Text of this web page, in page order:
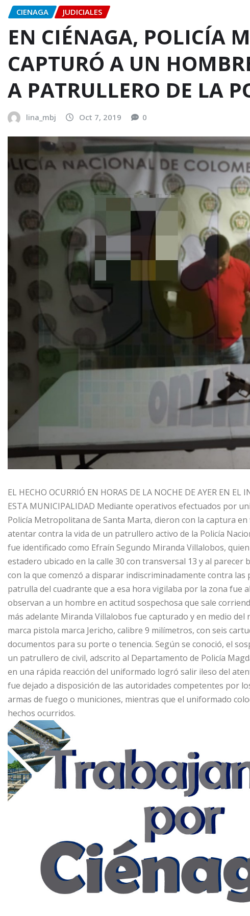
CIENAGA JUDICIALES
EN CIÉNAGA, POLICÍA
CAPTURÓ A UN
A PATRULLERO DE LA
lina_mbj Oct 7, 2019 0
EL HECHO OCURRIÓ EN HORAS DE LA NOCHE DE AYER EN
ESTA MUNICIPALIDAD Mediante operativos efectuados por
Policía Metropolitana de Santa Marta, dieron con la captura
atentar contra la vida de un patrullero activo de la Policía
fue identificado como Efraín Segundo Miranda Villalobos,
estadero ubicado en la calle 30 con transversal 13 y al
con la que comenzó a disparar indiscriminadamente contra
patrulla del cuadrante que a esa hora vigilaba por la zona fue
observan a un hombre en actitud sospechosa que sale
más adelante Miranda Villalobos fue capturado y en medio
marca pistola marca Jericho, calibre 9 milímetros, con seis
documentos para su porte o tenencia. Según se conoció, el
un patrullero de civil, adscrito al Departamento de Policía
en una rápida reacción del uniformado logró salir ileso del
fue dejado a disposición de las autoridades competentes por
armas de fuego o municiones, mientras que el uniformado
hechos ocurridos.